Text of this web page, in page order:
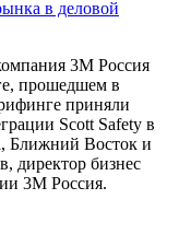
в деловой
3М Россия
прошедшем в
приняли
Scott Safety в
Ближний Восток и
директор бизнес
3М Россия.